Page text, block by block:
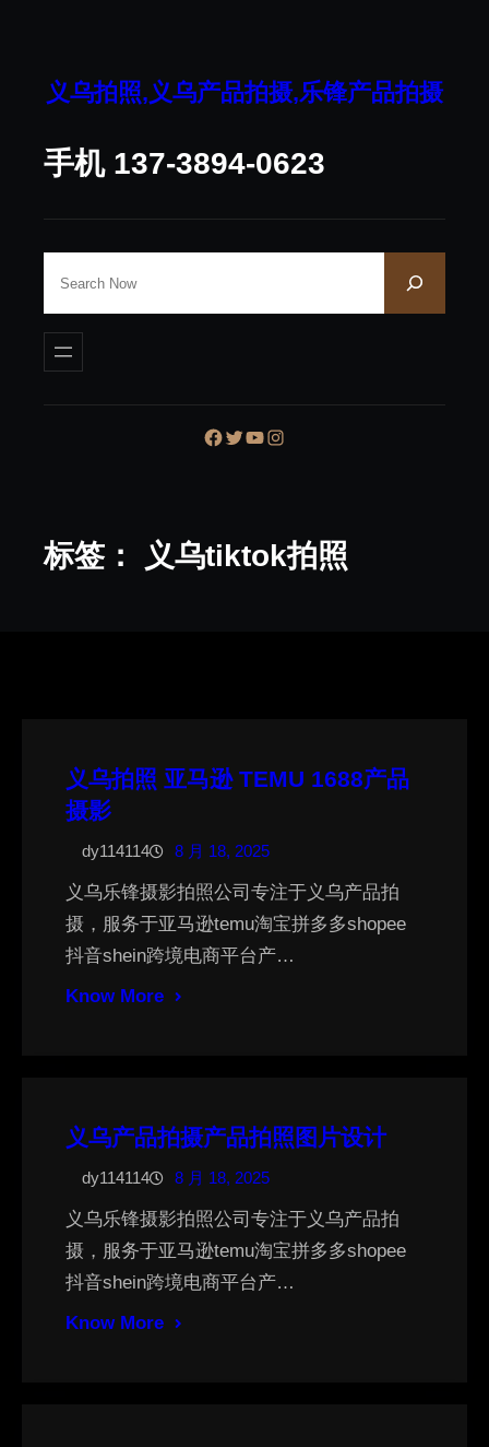
义乌拍照,义乌产品拍摄,乐锋产品拍摄
手机 137-3894-0623
a
Facebook Twitter YouTube Instagram
标签： 义乌tiktok拍照
义乌拍照 亚马逊 TEMU 1688产品
摄影
dy114114 8 月 18, 2025
义乌乐锋摄影拍照公司专注于义乌产品拍
摄，服务于亚马逊temu淘宝拼多多shopee
抖音shein跨境电商平台产…
Know More
义乌产品拍摄产品拍照图片设计
dy114114 8 月 18, 2025
义乌乐锋摄影拍照公司专注于义乌产品拍
摄，服务于亚马逊temu淘宝拼多多shopee
抖音shein跨境电商平台产…
Know More